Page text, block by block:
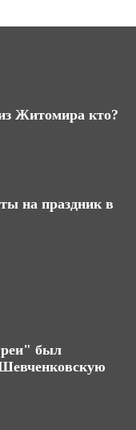
Житомира кто?
на праздник в
был